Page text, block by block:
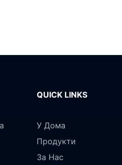
QUICK LINKS
У Дома
Продукти
За Нас